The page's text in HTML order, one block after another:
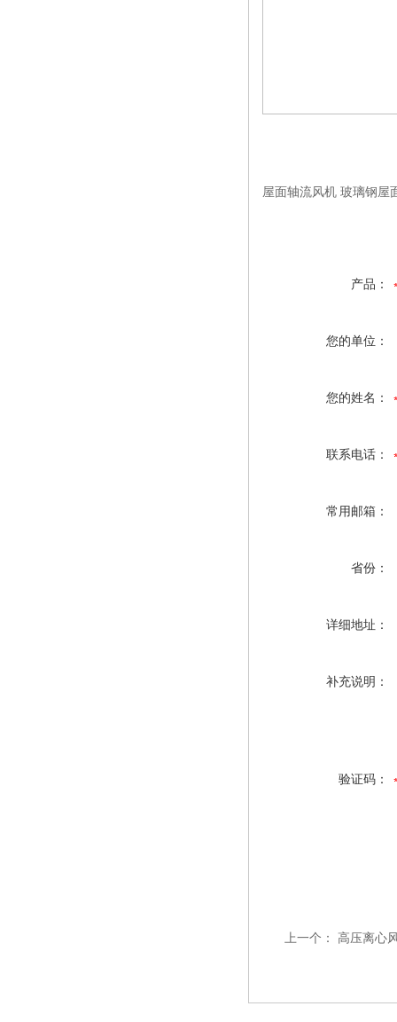
屋面轴流风机 玻璃钢屋
产品：
您的单位：
您的姓名：
联系电话：
常用邮箱：
省份：
详细地址：
补充说明：
验证码：
上一个： 高压离心